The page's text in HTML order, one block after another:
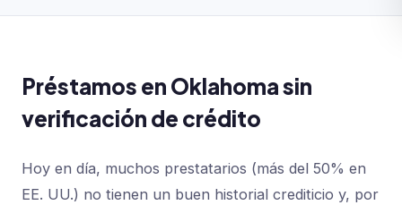
Préstamos en Oklahoma sin
verificación de crédito
Hoy en día, muchos prestatarios (más del 50% en
EE. UU.) no tienen un buen historial crediticio y, por